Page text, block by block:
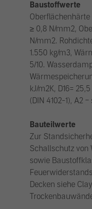
Baustoffwerte
≥ 0,8 N/mm2,
N/mm2.
1.550 kg/m3,
5/10.
kJ/m2K, D16=
(DIN 4102-1), A2 –
Bauteilwerte
Zur
Schallschutz von
sowie
Decken siehe